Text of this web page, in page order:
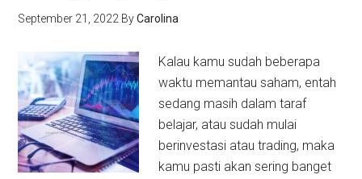
September 21, 2022 ByCarolina
Kalau kamu sudah beberapa
waktu memantau saham, entah
sedang masih dalam taraf
belajar, atau sudah mulai
berinvestasi atau trading, maka
kamu pasti akan sering banget